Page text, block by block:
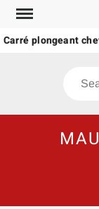
Skip
content
plongeant